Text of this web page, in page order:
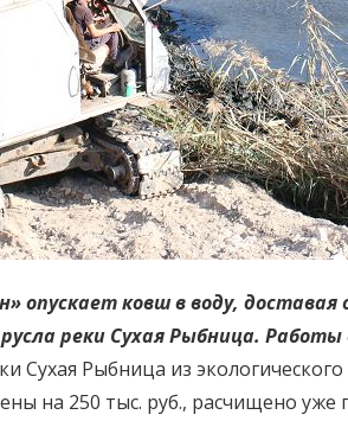
опускает ковш в воду,
реки Сухая Рыбница.
Сухая Рыбница из
на 250 тыс. руб., расчищено